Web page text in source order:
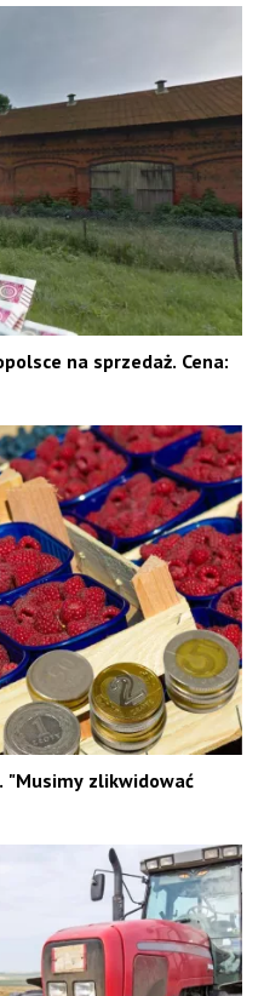
na sprzedaż. Cena:
"Musimy zlikwidować